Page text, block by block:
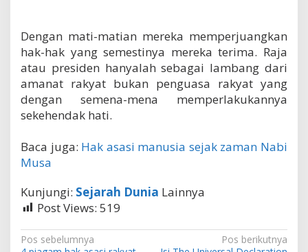
Dengan mati-matian mereka memperjuangkan
hak-hak yang semestinya mereka terima. Raja
atau presiden hanyalah sebagai lambang dari
amanat rakyat bukan penguasa rakyat yang
dengan semena-mena memperlakukannya
sekehendak hati.
Baca juga: Hak asasi manusia sejak zaman Nabi
Musa
Kunjungi: Sejarah Dunia Lainnya
Post Views: 519
N
Pos sebelumnya
Pos berikutnya